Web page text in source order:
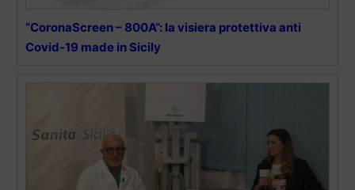
“CoronaScreen – 800A”: la visiera protettiva anti
Covid-19 made in Sicily